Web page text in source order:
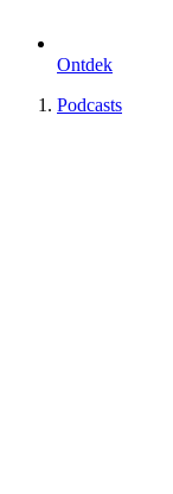
Ontdek
Podcasts